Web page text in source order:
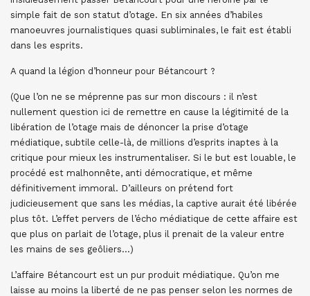
simple fait de son statut d’otage. En six années d’habiles
manoeuvres journalistiques quasi subliminales, le fait est établi
dans les esprits.
A quand la légion d’honneur pour Bétancourt ?
(Que l’on ne se méprenne pas sur mon discours : il n’est
nullement question ici de remettre en cause la légitimité de la
libération de l’otage mais de dénoncer la prise d’otage
médiatique, subtile celle-là, de millions d’esprits inaptes à la
critique pour mieux les instrumentaliser. Si le but est louable, le
procédé est malhonnête, anti démocratique, et même
définitivement immoral. D’ailleurs on prétend fort
judicieusement que sans les médias, la captive aurait été libérée
plus tôt. L’effet pervers de l’écho médiatique de cette affaire est
que plus on parlait de l’otage, plus il prenait de la valeur entre
les mains de ses geôliers…)
L’affaire Bétancourt est un pur produit médiatique. Qu’on me
laisse au moins la liberté de ne pas penser selon les normes de